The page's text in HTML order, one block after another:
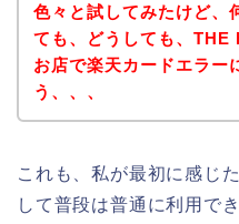
色々と試してみたけど、
ても、どうしても、THE
お店で楽天カードエラー
う、、、
これも、私が最初に感じ
して普段は普通に利用で